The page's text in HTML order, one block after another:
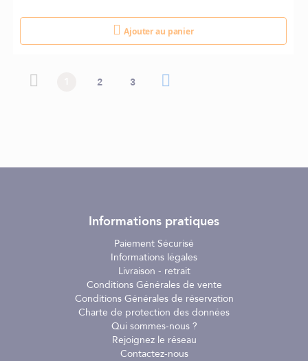
Ajouter au panier
Page précédente
Vous lisez actuellement la page
Page
2 Page
3
Informations pratiques
Paiement Sécurisé
Informations légales
Livraison - retrait
Conditions Générales de vente
Conditions Générales de réservation
Charte de protection des données
Qui sommes-nous ?
Rejoignez le réseau
Contactez-nous